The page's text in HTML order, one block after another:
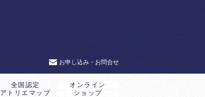
お申し込み・お問合せ
全国認定
アトリエマップ
オンライン
ショップ